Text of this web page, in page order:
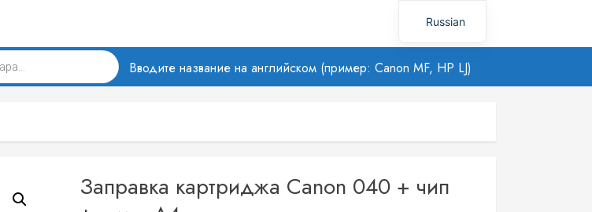
Вводите название на английском (пример: Canon MF, HP LJ)
Заправка картриджа Canon 040 + чип
Russian
Uzbek